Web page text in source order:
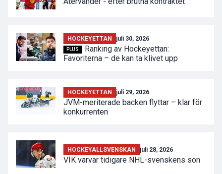
HOCKEYETTAN juli 30, 2026
PLUS
Ranking av Hockeyettan:
Favoriterna – de kan ta klivet upp
HOCKEYETTAN juli 29, 2026
JVM-meriterade backen flyttar – klar för
konkurrenten
HOCKEYALLSVENSKAN juli 28, 2026
VIK värvar tidigare NHL-svenskens son